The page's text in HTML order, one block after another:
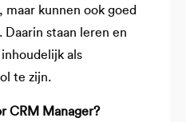
kunnen ook goed
staan leren en
als
te zijn.
CRM Manager?